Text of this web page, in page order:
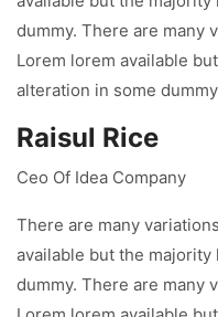
dummy. There are many
Lorem lorem available
alteration in some
Raisul Rice
Ceo Of Idea Company
There are many
available but the
dummy. There are many